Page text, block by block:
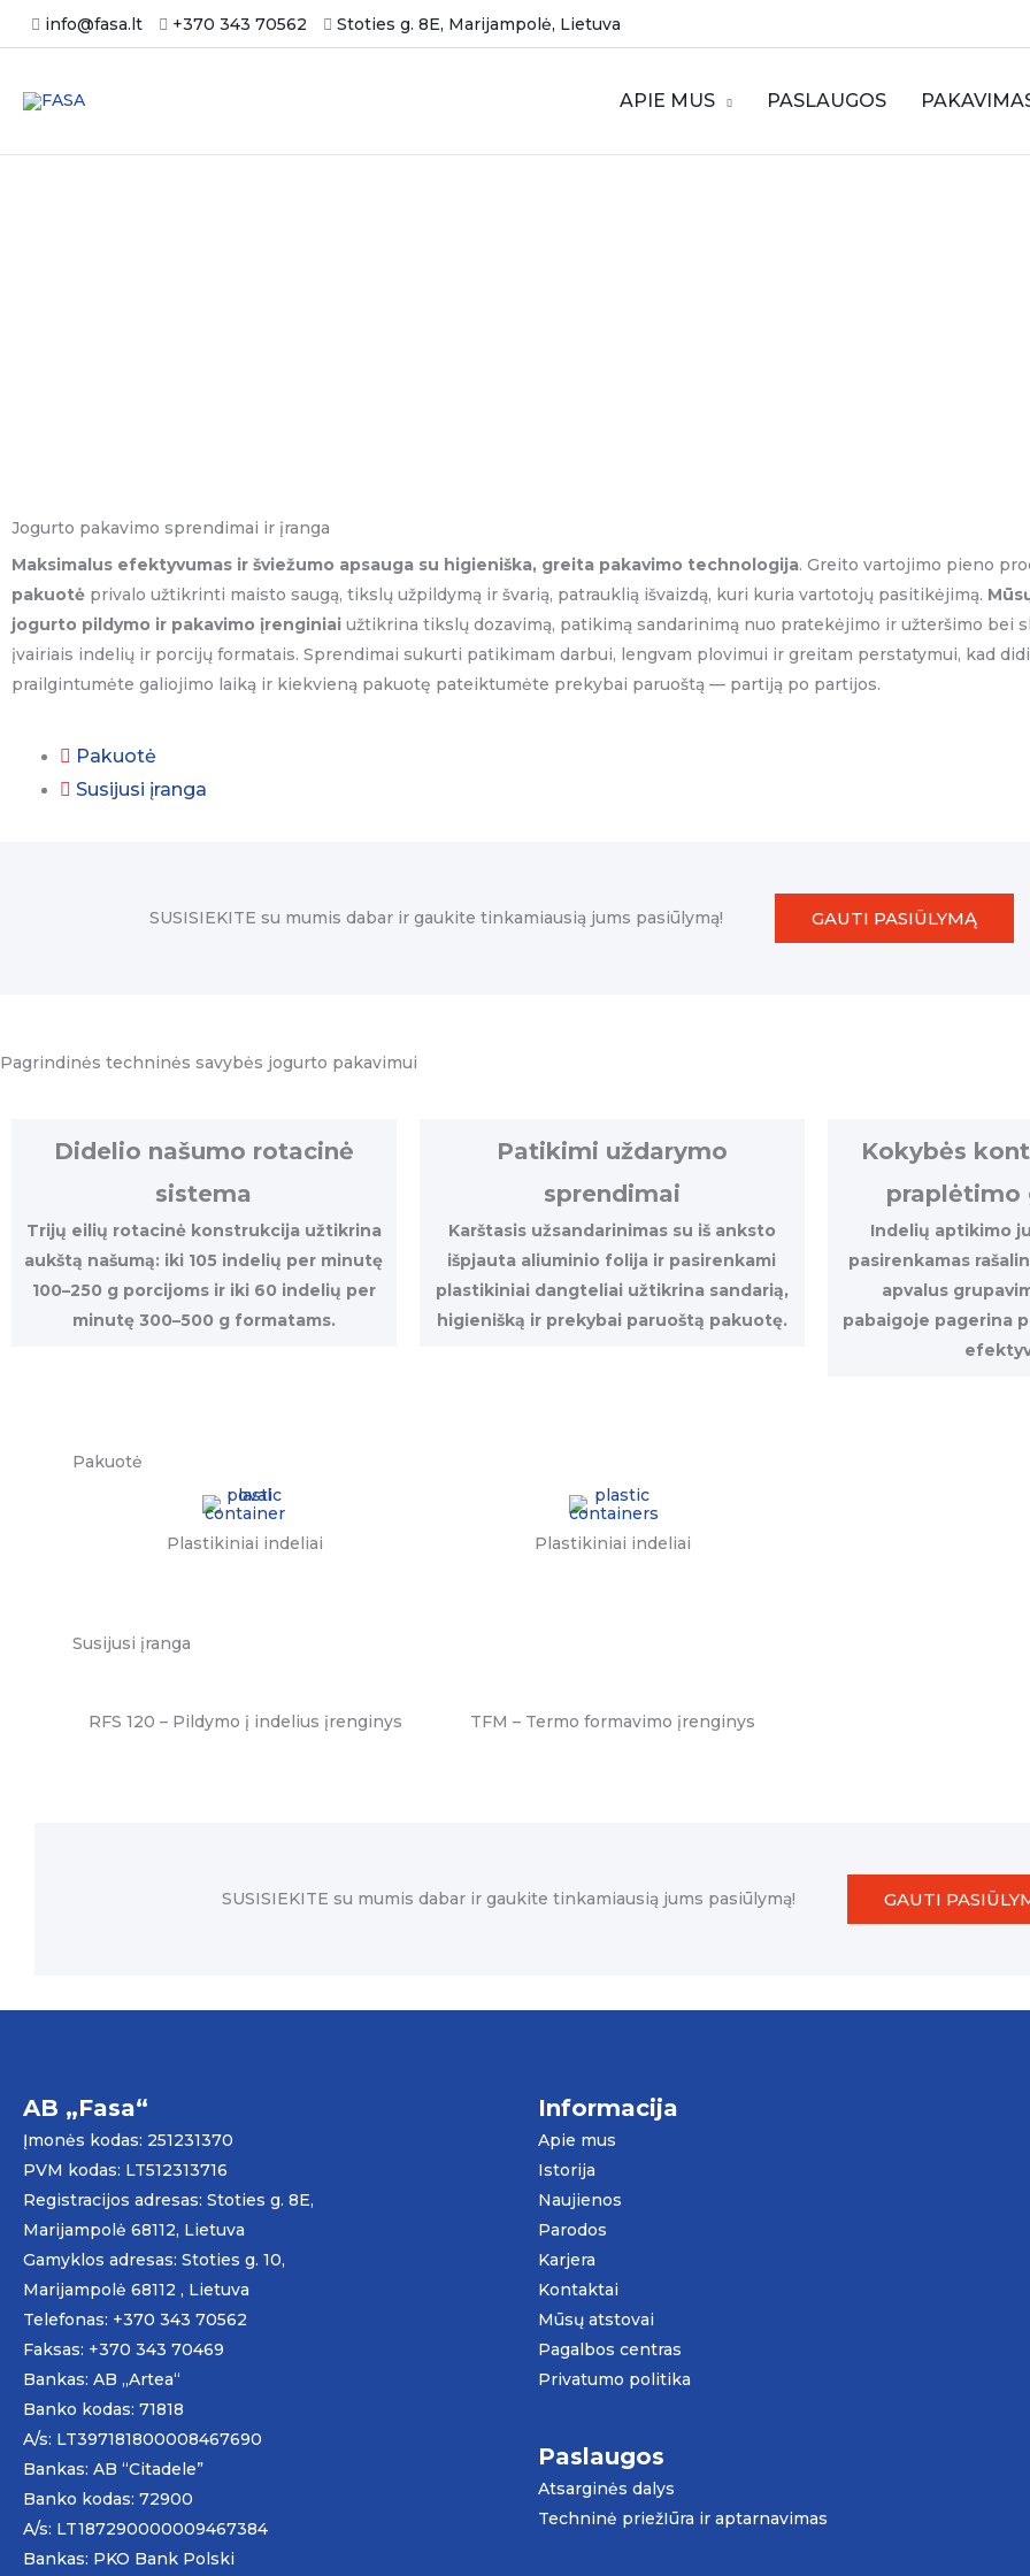
Pereiti
prie
info@fasa.lt +370 343 70562 Stoties g. 8E, Marijampolė, Lietuva
APIE MUS PASLAUGOS
Jogurto pakavimo sprendimai ir įranga
Maksimalus efektyvumas ir šviežumo apsauga su higieniška, greita pakavimo technologija. Greito vartojimo pieno
pakuotė privalo užtikrinti maisto saugą, tikslų užpildymą ir švarią, patrauklią išvaizdą, kuri kuria vartotojų pasitikėjimą.
jogurto pildymo ir pakavimo įrenginiai užtikrina tikslų dozavimą, patikimą sandarinimą nuo pratekėjimo ir užteršimo bei
įvairiais indelių ir porcijų formatais. Sprendimai sukurti patikimam darbui, lengvam plovimui ir greitam perstatymui, kad
prailgintumėte galiojimo laiką ir kiekvieną pakuotę pateiktumėte prekybai paruoštą — partiją po partijos.
Pakuotė
Susijusi įranga
SUSISIEKITE su mumis dabar ir gaukite tinkamiausią jums pasiūlymą! GAUTI PASIŪLYMĄ
Pagrindinės techninės savybės jogurto pakavimui
Didelio našumo rotacinė
sistema
Trijų eilių rotacinė konstrukcija užtikrina
aukštą našumą: iki 105 indelių per minutę
100–250 g porcijoms ir iki 60 indelių per
minutę 300–500 g formatams.
Patikimi uždarymo
sprendimai
Karštasis užsandarinimas su iš anksto
išpjauta aliuminio folija ir pasirenkami
plastikiniai dangteliai užtikrina sandarią,
higienišką ir prekybai paruoštą pakuotę.
Kokybės
praplėtimo
Indelių aptikimo
pasirenkamas
apvalus
pabaigoje pagerina
Pakuotė
Plastikiniai indeliai Plastikiniai indeliai
Susijusi įranga
RFS 120 – Pildymo į indelius įrenginys TFM – Termo formavimo įrenginys
SUSISIEKITE su mumis dabar ir gaukite tinkamiausią jums pasiūlymą! GAUTI
AB „Fasa“
Įmonės kodas: 251231370
PVM kodas: LT512313716
Registracijos adresas: Stoties g. 8E,
Marijampolė 68112, Lietuva
Gamyklos adresas: Stoties g. 10,
Marijampolė 68112 , Lietuva
Telefonas: +370 343 70562
Faksas: +370 343 70469
Bankas: AB „Artea“
Banko kodas: 71818
A/s: LT397181800008467690
Bankas: AB “Citadele”
Banko kodas: 72900
A/s: LT187290000009467384
Bankas: PKO Bank Polski
Informacija
Apie mus
Istorija
Naujienos
Parodos
Karjera
Kontaktai
Mūsų atstovai
Pagalbos centras
Privatumo politika
Paslaugos
Atsarginės dalys
Techninė priežIūra ir aptarnavimas